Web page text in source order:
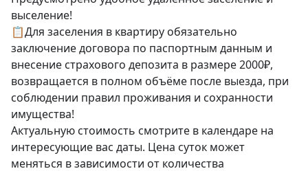
выселение!
📋Для заселения в квартиру обязательно
заключение договора по паспортным данным и
внесение страхового депозита в размере 2000₽,
возвращается в полном объёме после выезда, при
соблюдении правил проживания и сохранности
имущества!
Актуальную стоимость смотрите в календаре на
интересующие вас даты. Цена суток может
меняться в зависимости от количества